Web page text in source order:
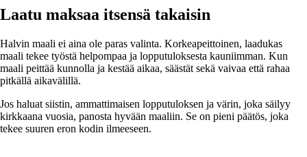
Laatu maksaa itsensä takaisin
Halvin maali ei aina ole paras valinta. Korkeapeittoinen, laadukas
maali tekee työstä helpompaa ja lopputuloksesta kauniimman. Kun
maali peittää kunnolla ja kestää aikaa, säästät sekä vaivaa että rahaa
pitkällä aikavälillä.
Jos haluat siistin, ammattimaisen lopputuloksen ja värin, joka säilyy
kirkkaana vuosia, panosta hyvään maaliin. Se on pieni päätös, joka
tekee suuren eron kodin ilmeeseen.